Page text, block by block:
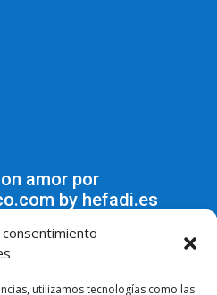
utilizamos tecnologías como las
amor por
by hefadi.es